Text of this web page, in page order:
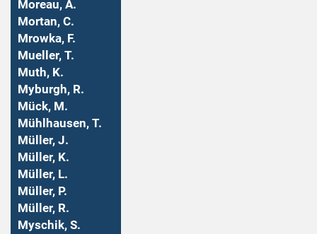
Moreau, A.
Mortan, C.
Mrowka, F.
Mueller, T.
Muth, K.
Myburgh, R.
Mück, M.
Mühlhausen, T.
Müller, J.
Müller, K.
Müller, L.
Müller, P.
Müller, R.
Myschik, S.